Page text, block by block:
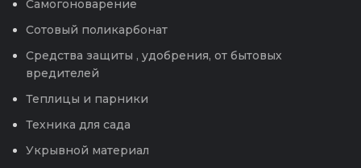
Самогоноварение
Сотовый поликарбонат
Средства защиты , удобрения, от бытовых
вредителей
Теплицы и парники
Техника для сада
Укрывной материал